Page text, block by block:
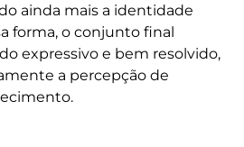
ainda mais a identidade
forma, o conjunto final
expressivo e bem resolvido,
a percepção de